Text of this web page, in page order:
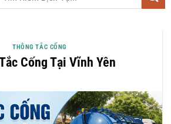
THÔNG TẮC CỐNG
Cống Tại Vĩnh Yên